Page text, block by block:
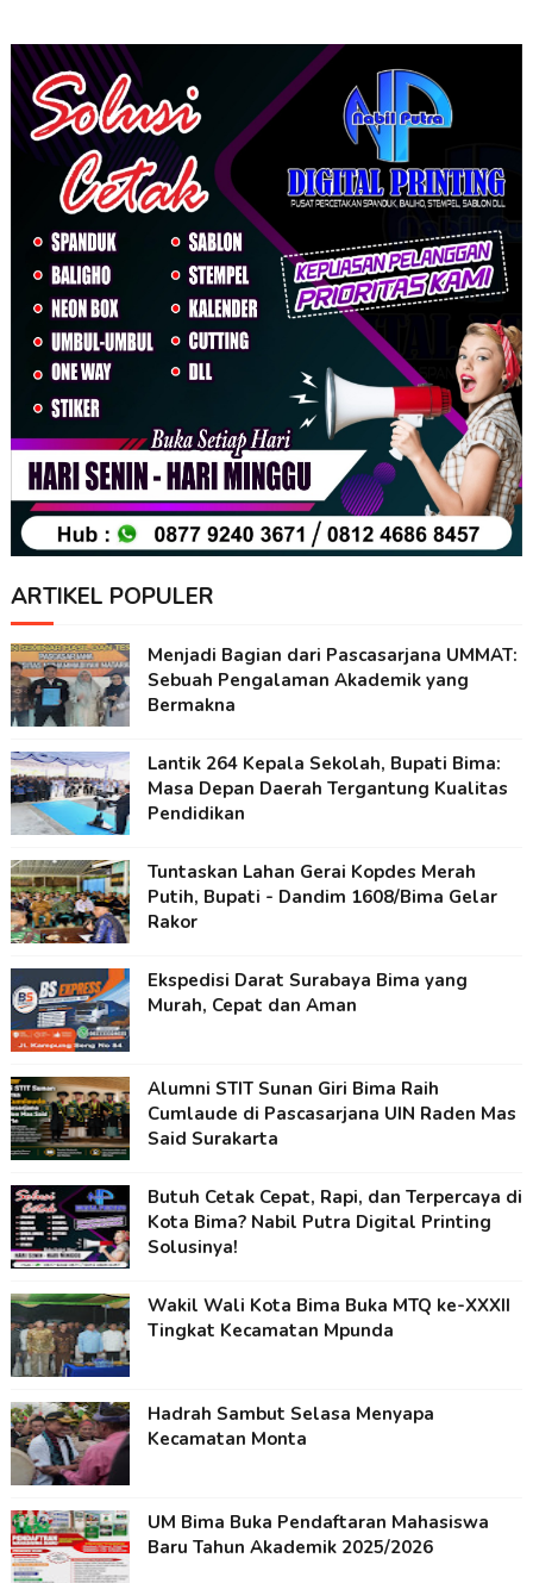
ARTIKEL POPULER
Menjadi Bagian dari Pascasarjana UMMAT:
Sebuah Pengalaman Akademik yang
Bermakna
Lantik 264 Kepala Sekolah, Bupati Bima:
Masa Depan Daerah Tergantung Kualitas
Pendidikan
Tuntaskan Lahan Gerai Kopdes Merah
Putih, Bupati - Dandim 1608/Bima Gelar
Rakor
Ekspedisi Darat Surabaya Bima yang
Murah, Cepat dan Aman
Alumni STIT Sunan Giri Bima Raih
Cumlaude di Pascasarjana UIN Raden Mas
Said Surakarta
Butuh Cetak Cepat, Rapi, dan Terpercaya di
Kota Bima? Nabil Putra Digital Printing
Solusinya!
Wakil Wali Kota Bima Buka MTQ ke-XXXII
Tingkat Kecamatan Mpunda
Hadrah Sambut Selasa Menyapa
Kecamatan Monta
UM Bima Buka Pendaftaran Mahasiswa
Baru Tahun Akademik 2025/2026